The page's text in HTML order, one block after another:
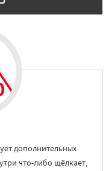
дополнительных
что-либо щёлкает,